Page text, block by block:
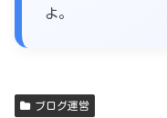
よ。
ブログ運営